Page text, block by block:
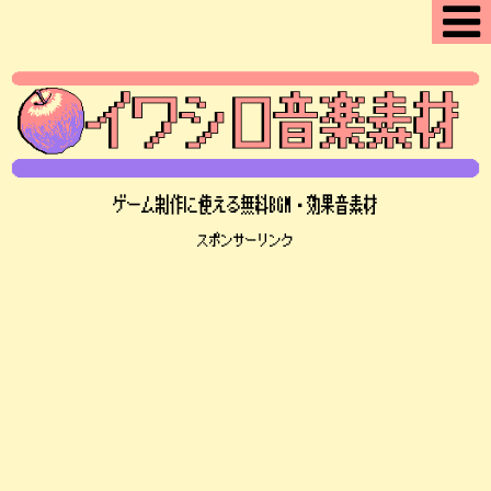
ゲーム制作に使える無料BGM・効果音素材
スポンサーリンク